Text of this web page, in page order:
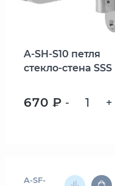
A-SH-S10 петля
стекло-стена SSS
670 ₽ - +
A-SF-